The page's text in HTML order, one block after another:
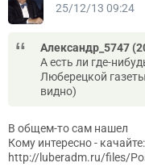
25/12/13 09:24
Александр_5747
А есть ли где-
Люберецкой
видно)
В общем-то сам нашел
Кому интересно - качайте:
http://luberadm.ru/files/